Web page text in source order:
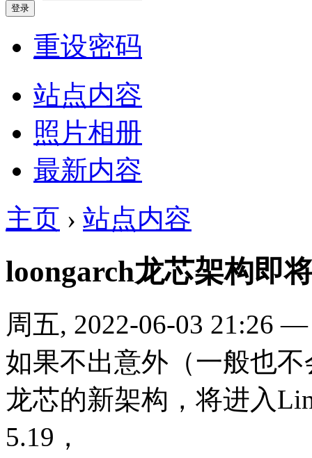
重设密码
站点内容
照片相册
最新内容
主页 › 站点内容
loongarch龙芯架构即
周五, 2022-06-03 21:26
如果不出意外（一般也
龙芯的新架构，将进入
5.19，